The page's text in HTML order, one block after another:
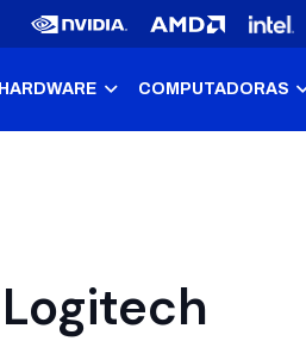
HARDWARE COMPUTADORAS
Logitech